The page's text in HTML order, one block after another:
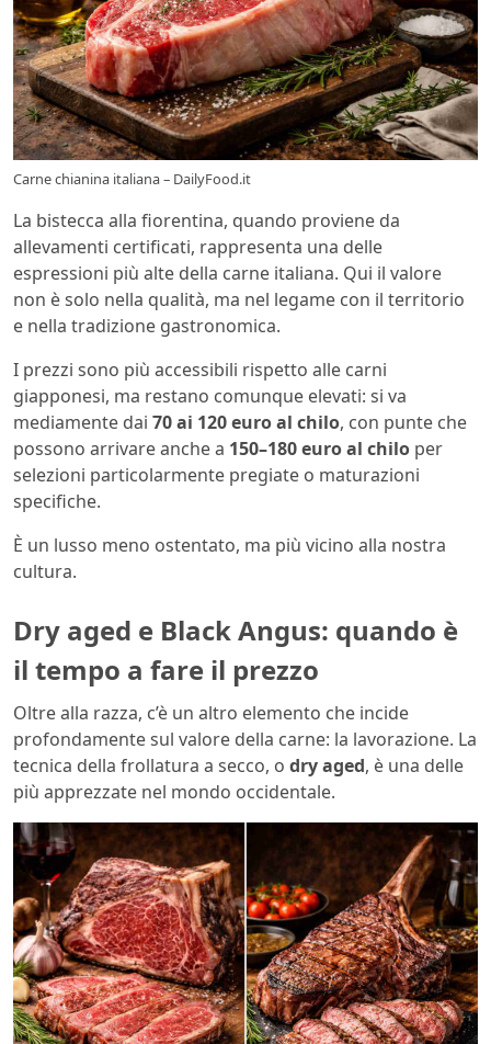
Carne chianina italiana – DailyFood.it
La bistecca alla fiorentina, quando proviene da
allevamenti certificati, rappresenta una delle
espressioni più alte della carne italiana. Qui il valore
non è solo nella qualità, ma nel legame con il territorio
e nella tradizione gastronomica.
I prezzi sono più accessibili rispetto alle carni
giapponesi, ma restano comunque elevati: si va
mediamente dai 70 ai 120 euro al chilo, con punte che
possono arrivare anche a 150–180 euro al chilo per
selezioni particolarmente pregiate o maturazioni
specifiche.
È un lusso meno ostentato, ma più vicino alla nostra
cultura.
Dry aged e Black Angus: quando è
il tempo a fare il prezzo
Oltre alla razza, c’è un altro elemento che incide
profondamente sul valore della carne: la lavorazione. La
tecnica della frollatura a secco, o dry aged, è una delle
più apprezzate nel mondo occidentale.